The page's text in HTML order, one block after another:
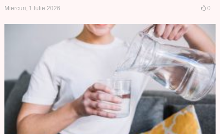
Miercuri, 1 Iulie 2026 0